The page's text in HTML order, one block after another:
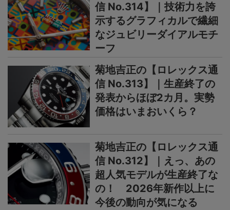
信 No.314】｜技術力を誇
示するグラフィカルで繊細
なジュビリーダイアルモチ
ーフ
菊地吉正の【ロレックス通
信 No.313】｜生産終了の
発表からほぼ2カ月。実勢
価格はいまおいくら？
菊地吉正の【ロレックス通
信 No.312】｜えっ、あの
超人気モデルが生産終了な
の！ 2026年新作以上に
今後の動向が気になる